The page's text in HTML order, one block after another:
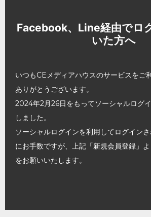
Facebook、Line経由でロ
いた方へ
いつもCEメディアハウスのサービスをご
ありがとうございます。
2024年2月26日をもってソーシャルログ
しました。
ソーシャルログインを利用してログイン
にお手数ですが、上記「新規会員登録」
をお願いいたします。